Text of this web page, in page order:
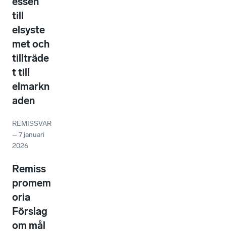
till
elsyste
met och
tillträde
t till
elmarkn
aden
REMISSVAR
–7 januari
2026
Remiss
promem
oria
Förslag
om mål